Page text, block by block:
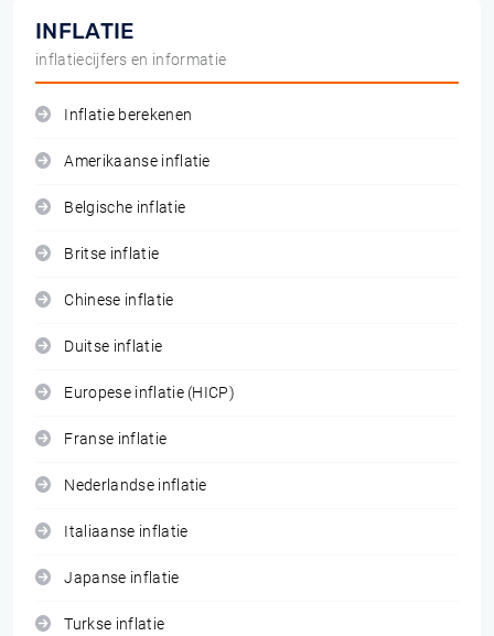
INFLATIE
inflatiecijfers en informatie
Inflatie berekenen
Amerikaanse inflatie
Belgische inflatie
Britse inflatie
Chinese inflatie
Duitse inflatie
Europese inflatie (HICP)
Franse inflatie
Nederlandse inflatie
Italiaanse inflatie
Japanse inflatie
Turkse inflatie